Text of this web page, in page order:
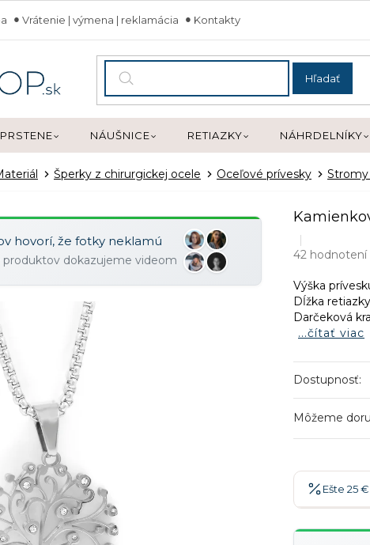
Vrátenie | výmena | reklamácia Kontakty
Hľadať
PRSTENE NÁUŠNICE RETIAZKY NÁHRDELNÍKY
Šperky z chirurgickej ocele Oceľové prívesky Stromy
hovorí, že fotky neklamú
produktov dokazujeme videom 42 hodnotení
Výška
Dĺžka
Darčeková
...čítať viac
Dostupnosť:
Môžeme
Ešte 25